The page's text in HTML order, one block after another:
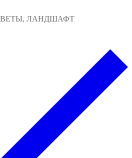
ЛАНДШАФТ